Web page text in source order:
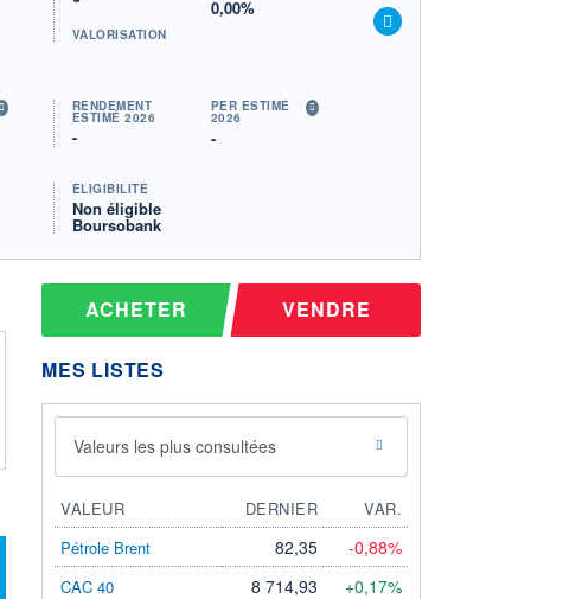
0,00%
VALORISATION
RENDEMENT
ESTIMÉ 2026
-
PER ESTIMÉ
2026
-
ÉLIGIBILITÉ
Non éligible
Boursobank
ACHETER VENDRE
MES LISTES
Valeurs les plus consultées
VALEUR DERNIER
VAR.
Pétrole Brent
82,35 -0,88%
CAC 40 8 714,93 +0,17%